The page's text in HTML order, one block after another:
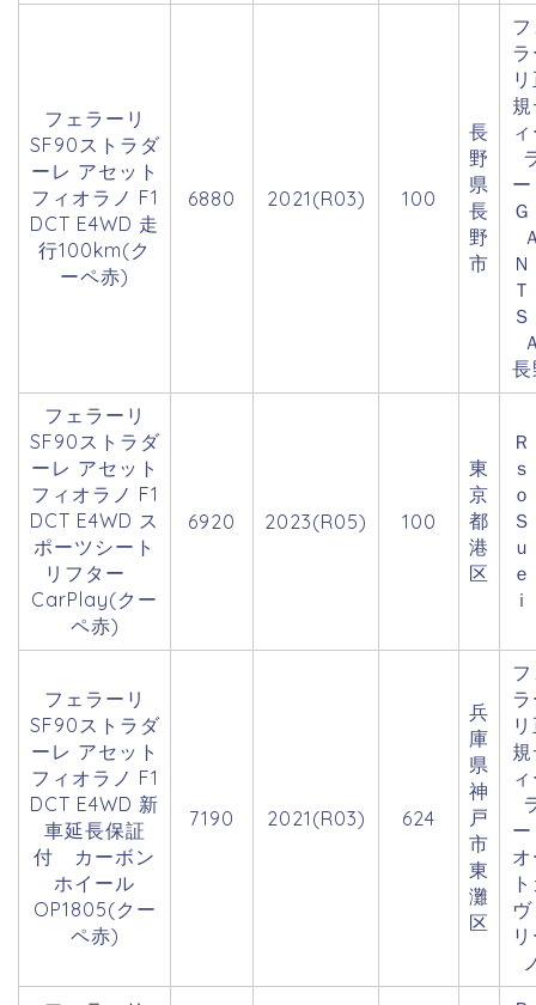
フェラーリ
SF90ストラダ
ーレ アセット
フィオラノ F1
DCT E4WD 走
行100km(ク
ーペ赤)
6880 2021(R03) 100
長
野
県
長
野
市
フェラーリ
SF90ストラダ
ーレ アセット
フィオラノ F1
DCT E4WD ス
ポーツシート
リフター
CarPlay(クー
ペ赤)
6920 2023(R05) 100
東
京
都
港
区
フェラーリ
SF90ストラダ
ーレ アセット
フィオラノ F1
DCT E4WD 新
車延長保証
付 カーボン
ホイール
OP1805(クー
ペ赤)
7190 2021(R03) 624
兵
庫
県
神
戸
市
東
灘
区